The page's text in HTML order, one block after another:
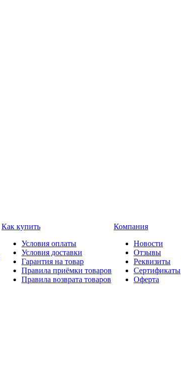
Как купить
Условия оплаты
Условия доставки
Гарантия на товар
Правила приёмки товаров
Правила возврата товаров
Компания
Новости
Отзывы
Реквизиты
Сертификаты
Оферта